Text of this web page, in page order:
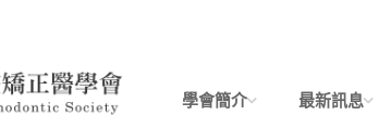
學會簡介 最新訊息